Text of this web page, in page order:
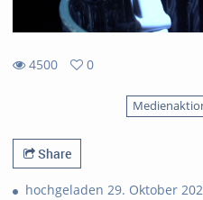
4500
0
Share
hochgeladen 29. Oktober